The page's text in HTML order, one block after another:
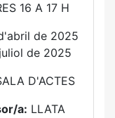
16 A 17 H
de 2025
de 2025
D'ACTES
a: LLATA